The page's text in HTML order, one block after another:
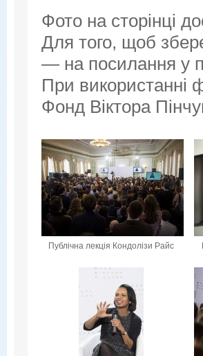
Фото на сторінці
Для того, щоб
— на посилання у
При використанні
Фонд Віктора
Публічна лекція Кондолізи Райс